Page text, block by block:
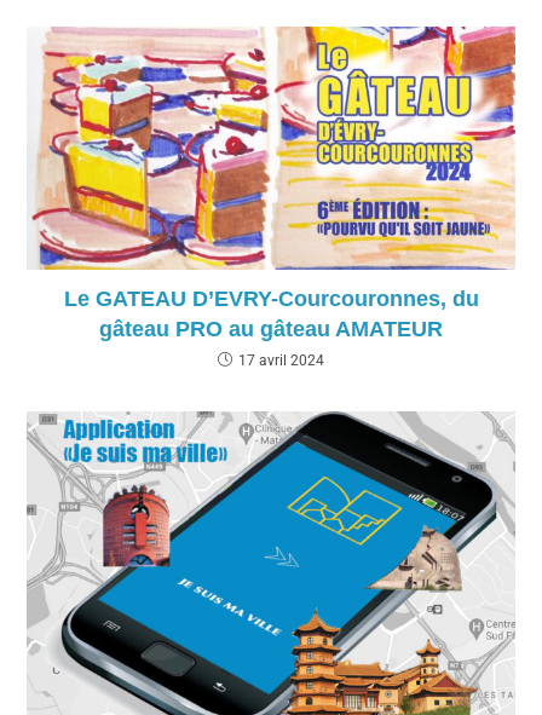
Le GATEAU D’EVRY-Courcouronnes, du
gâteau PRO au gâteau AMATEUR
17 avril 2024